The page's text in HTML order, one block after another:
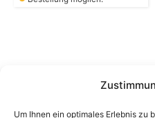
Um Ihnen ein optimales Erlebnis zu
Camping